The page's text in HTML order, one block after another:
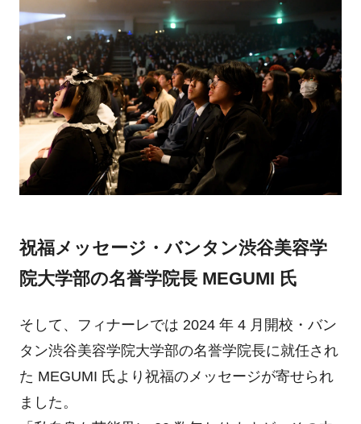
祝福メッセージ・バンタン渋谷美容学
院大学部の名誉学院長 MEGUMI 氏
そして、フィナーレでは 2024 年 4 月開校・バン
タン渋谷美容学院大学部の名誉学院長に就任され
た MEGUMI 氏より祝福のメッセージが寄せられ
ました。